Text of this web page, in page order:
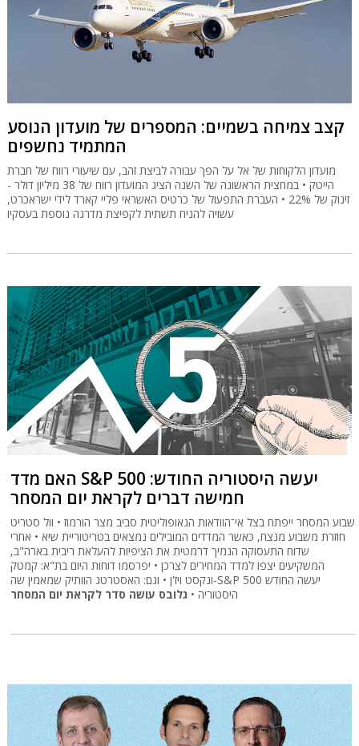
קצב צמיחה בשמיים: המספרים של מועדון הנוסע
המתמיד נחשפים
מועדון הלקוחות של אל על הפך עבורה לביצת זהב, עם שיעורי רווח של חברת
הייטק • במחצית הראשונה של השנה הציג המועדון רווח של 38 מיליון דולר -
זינוק של 22% • העברת התפעול של כרטיס האשראי פליי קארד לידי ישראכרט,
עשויה להניח תשתית לקפיצת מדרגה נוספת בעסקיו
האם מדד S&P 500 יעשה היסטוריה החודש:
חמישה דברים לקראת יום המסחר
שבוע המסחר ייפתח בצל אי־הוודאות הגאופוליטית סביב מצר הורמוז • וול סטריט
חוזרת משבוע מנצח, כאשר המדדים המובילים נמצאים בטריטוריית שיא • אחרי
שדוח התעסוקה הנמיך דרמטית את הציפיות להעלאת ריבית בארה"ב,
המשקיעים יצפו למדד המחירים לצרכן • יפרסמו דוחות היום בת"א: קמטק
ונקסט ויז'ן • וגם: האסטרטג הוותיק שמאמין שה-S&P 500 יעשה החודש
היסטוריה • גלובס עושה סדר לקראת יום המסחר